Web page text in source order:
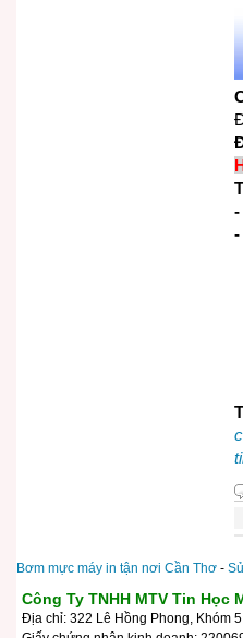
-
-
Bơm mực máy in tận nơi Cần Thơ -
Công Ty TNHH MTV Tin Học
Địa chỉ: 322 Lê Hồng Phong, Khóm